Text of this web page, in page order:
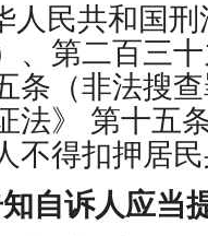
人民共和国
、第二百三
条（非法搜
法》 第十五
不得扣押居
自诉人应当